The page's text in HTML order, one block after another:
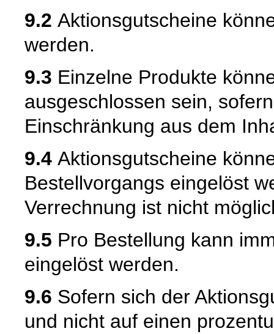
9.2 Aktionsgutscheine
werden.
9.3 Einzelne Produkte
ausgeschlossen sein,
Einschränkung aus dem
9.4 Aktionsgutscheine
Bestellvorgangs eingelöst
Verrechnung ist nicht
9.5 Pro Bestellung kann
eingelöst werden.
9.6 Sofern sich der
und nicht auf einen